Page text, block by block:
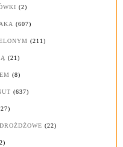
(2)
(607)
(211)
(21)
(8)
(637)
(22)